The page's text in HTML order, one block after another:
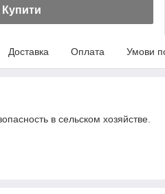
Купити
Доставка Оплата Умови
в сельском хозяйстве.